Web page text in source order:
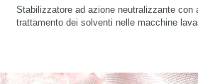
Stabilizzatore ad azione neutralizzante con
trattamento dei solventi nelle macchine